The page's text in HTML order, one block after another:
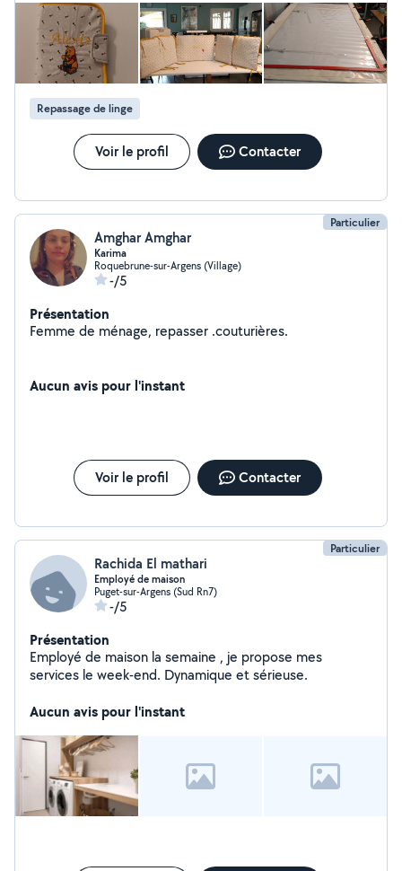
Repassage de linge
Voir le profil Contacter
Particulier
Amghar Amghar
Karima
Roquebrune-sur-Argens (Village)
-/5
Présentation
Femme de ménage, repasser .couturières.
Aucun avis pour l'instant
Voir le profil Contacter
Particulier
Rachida El mathari
Employé de maison
Puget-sur-Argens (Sud Rn7)
-/5
Présentation
Employé de maison la semaine , je propose mes
services le week-end. Dynamique et sérieuse.
Aucun avis pour l'instant